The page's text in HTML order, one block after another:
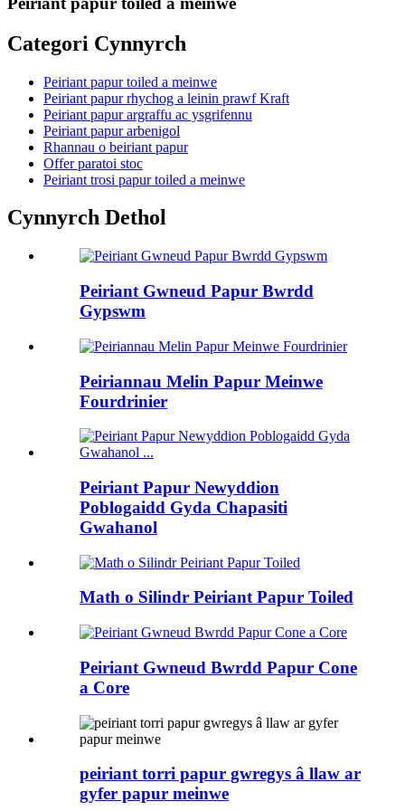
Categori Cynnyrch
Peiriant papur toiled a meinwe
Peiriant papur rhychog a leinin prawf Kraft
Peiriant papur argraffu ac ysgrifennu
Peiriant papur arbenigol
Rhannau o beiriant papur
Offer paratoi stoc
Peiriant trosi papur toiled a meinwe
Cynnyrch Dethol
Peiriant Gwneud Papur Bwrdd
Gypswm
Peiriannau Melin Papur Meinwe
Fourdrinier
Peiriant Papur Newyddion
Poblogaidd Gyda Chapasiti
Gwahanol
Math o Silindr Peiriant Papur Toiled
Peiriant Gwneud Bwrdd Papur Cone
a Core
peiriant torri papur gwregys â llaw ar
gyfer papur meinwe